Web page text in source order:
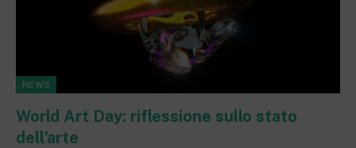
NEWS
World Art Day: riflessione sullo stato
dell’arte